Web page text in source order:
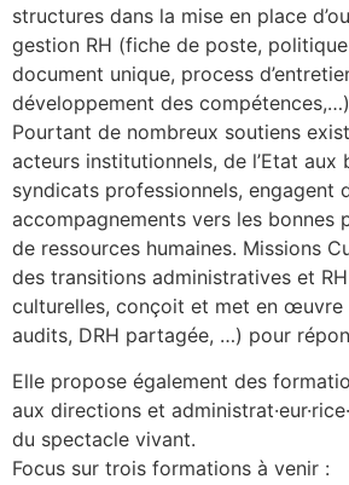
structures dans la mise en place
gestion RH (fiche de poste,
document unique, process
développement des
Pourtant de nombreux soutiens
acteurs institutionnels, de l’Etat aux
syndicats professionnels, engagent
accompagnements vers les bonnes
de ressources humaines. Missions
des transitions administratives et
culturelles, conçoit et met en œuvre
audits, DRH partagée, …) pour
Elle propose également des
aux directions et
du spectacle vivant.
Focus sur trois formations à venir :